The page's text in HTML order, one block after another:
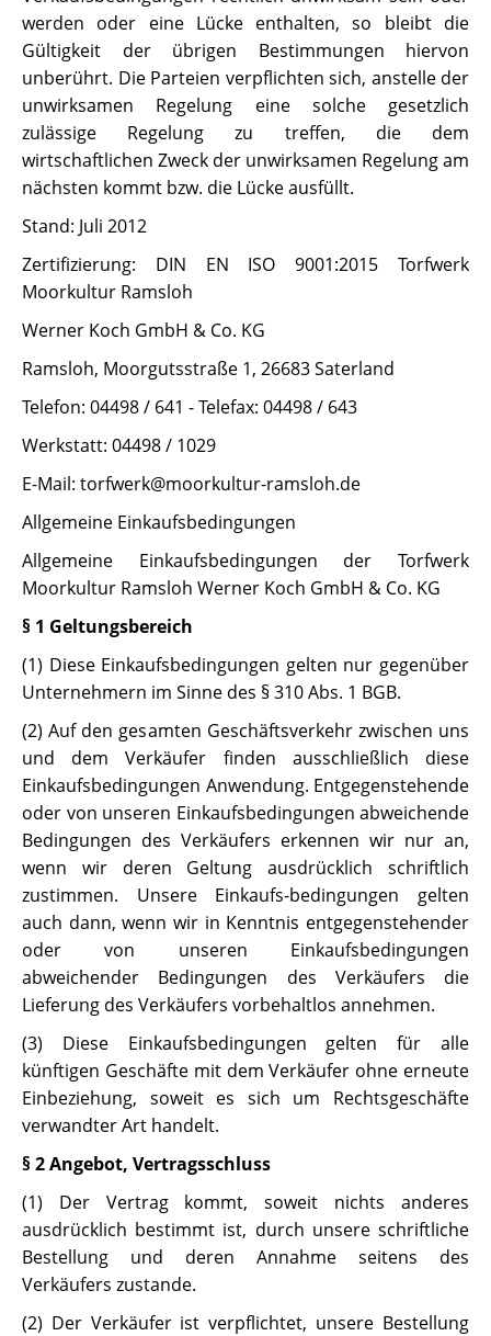
werden oder eine Lücke enthalten, so bleibt die
Gültigkeit der übrigen Bestimmungen hiervon
unberührt. Die Parteien verpflichten sich, anstelle der
unwirksamen Regelung eine solche gesetzlich
zulässige Regelung zu treffen, die dem
wirtschaftlichen Zweck der unwirksamen Regelung am
nächsten kommt bzw. die Lücke ausfüllt.
Stand: Juli 2012
Zertifizierung: DIN EN ISO 9001:2015 Torfwerk
Moorkultur Ramsloh
Werner Koch GmbH & Co. KG
Ramsloh, Moorgutsstraße 1, 26683 Saterland
Telefon: 04498 / 641 - Telefax: 04498 / 643
Werkstatt: 04498 / 1029
E-Mail: torfwerk@moorkultur-ramsloh.de
Allgemeine Einkaufsbedingungen
Allgemeine Einkaufsbedingungen der Torfwerk
Moorkultur Ramsloh Werner Koch GmbH & Co. KG
§ 1 Geltungsbereich
(1) Diese Einkaufsbedingungen gelten nur gegenüber
Unternehmern im Sinne des § 310 Abs. 1 BGB.
(2) Auf den gesamten Geschäftsverkehr zwischen uns
und dem Verkäufer finden ausschließlich diese
Einkaufsbedingungen Anwendung. Entgegenstehende
oder von unseren Einkaufsbedingungen abweichende
Bedingungen des Verkäufers erkennen wir nur an,
wenn wir deren Geltung ausdrücklich schriftlich
zustimmen. Unsere Einkaufs-bedingungen gelten
auch dann, wenn wir in Kenntnis entgegenstehender
oder von unseren Einkaufsbedingungen
abweichender Bedingungen des Verkäufers die
Lieferung des Verkäufers vorbehaltlos annehmen.
(3) Diese Einkaufsbedingungen gelten für alle
künftigen Geschäfte mit dem Verkäufer ohne erneute
Einbeziehung, soweit es sich um Rechtsgeschäfte
verwandter Art handelt.
§ 2 Angebot, Vertragsschluss
(1) Der Vertrag kommt, soweit nichts anderes
ausdrücklich bestimmt ist, durch unsere schriftliche
Bestellung und deren Annahme seitens des
Verkäufers zustande.
(2) Der Verkäufer ist verpflichtet, unsere Bestellung